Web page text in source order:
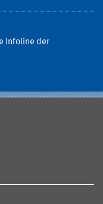
Infoline der